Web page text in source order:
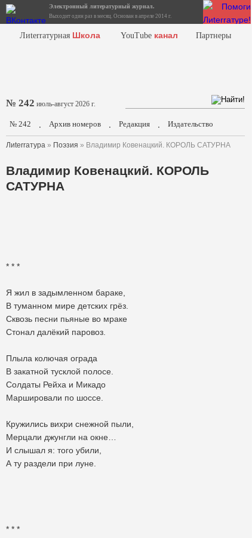
Электронный литературный журнал.
Выходит один раз в месяц. Основан в апреле 2014 г.
Лиterraтурная Школа YouTube канал Партнеры
№ 242 июль-август 2026 г.
№ 242 . Архив номеров . Редакция . Издательство
Лиterraтура » Поэзия » Владимир Ковенацкий. КОРОЛЬ САТУРНА
Владимир Ковенацкий. КОРОЛЬ
САТУРНА
* * *
Я жил в задымленном бараке,
В туманном мире детских грёз.
Сквозь песни пьяные во мраке
Стонал далёкий паровоз.
Плыла колючая ограда
В закатной тусклой полосе.
Солдаты Рейха и Микадо
Маршировали по шоссе.
Кружились вихри снежной пыли,
Мерцали джунгли на окне…
И слышал я: того убили,
А ту раздели при луне.
* * *